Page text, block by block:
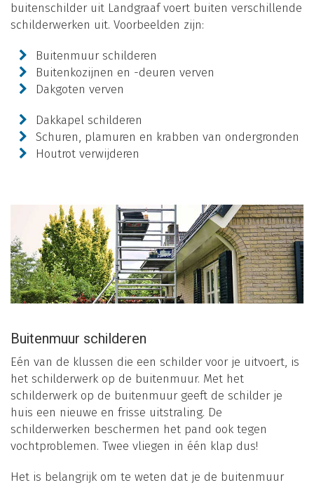
buitenschilder uit Landgraaf voert buiten verschillende
schilderwerken uit. Voorbeelden zijn:
Buitenmuur schilderen
Buitenkozijnen en -deuren verven
Dakgoten verven
Dakkapel schilderen
Schuren, plamuren en krabben van ondergronden
Houtrot verwijderen
Buitenmuur schilderen
Eén van de klussen die een schilder voor je uitvoert, is
het schilderwerk op de buitenmuur. Met het
schilderwerk op de buitenmuur geeft de schilder je
huis een nieuwe en frisse uitstraling. De
schilderwerken beschermen het pand ook tegen
vochtproblemen. Twee vliegen in één klap dus!
Het is belangrijk om te weten dat je de buitenmuur